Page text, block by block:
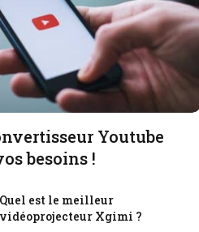
Youtube
besoins !
Quel est le meilleur
vidéoprojecteur Xgimi ?